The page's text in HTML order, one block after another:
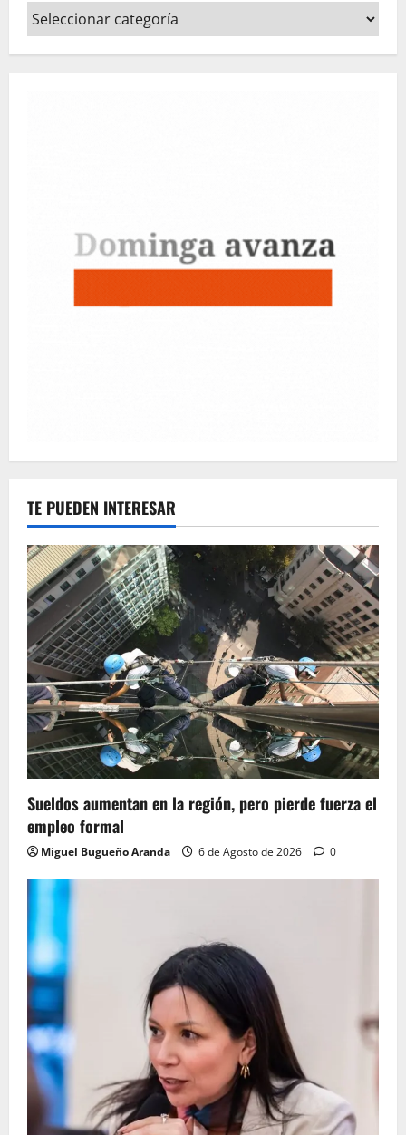
Categorías
TE PUEDEN INTERESAR
Sueldos aumentan en la región, pero pierde fuerza el
empleo formal
Miguel Bugueño Aranda 6 de Agosto de 2026 0